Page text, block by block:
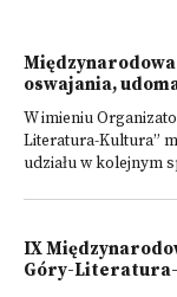
oswajania,
W imieniu
Literatura-Kultura”
udziału w kolejnym
IX
Góry-